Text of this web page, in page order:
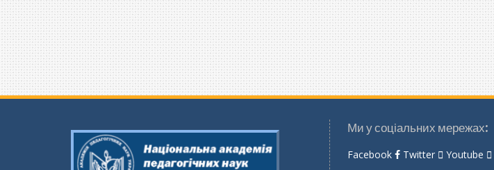
Ми у соціальних мережах:
Facebook Twitter Youtube